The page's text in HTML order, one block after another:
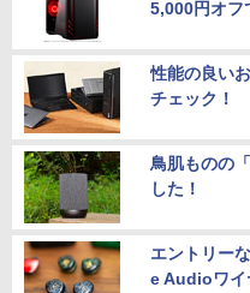
5,000円オフ
性能の良い
チェック！
鳥肌ものの
した！
エントリー
e Audioワイ